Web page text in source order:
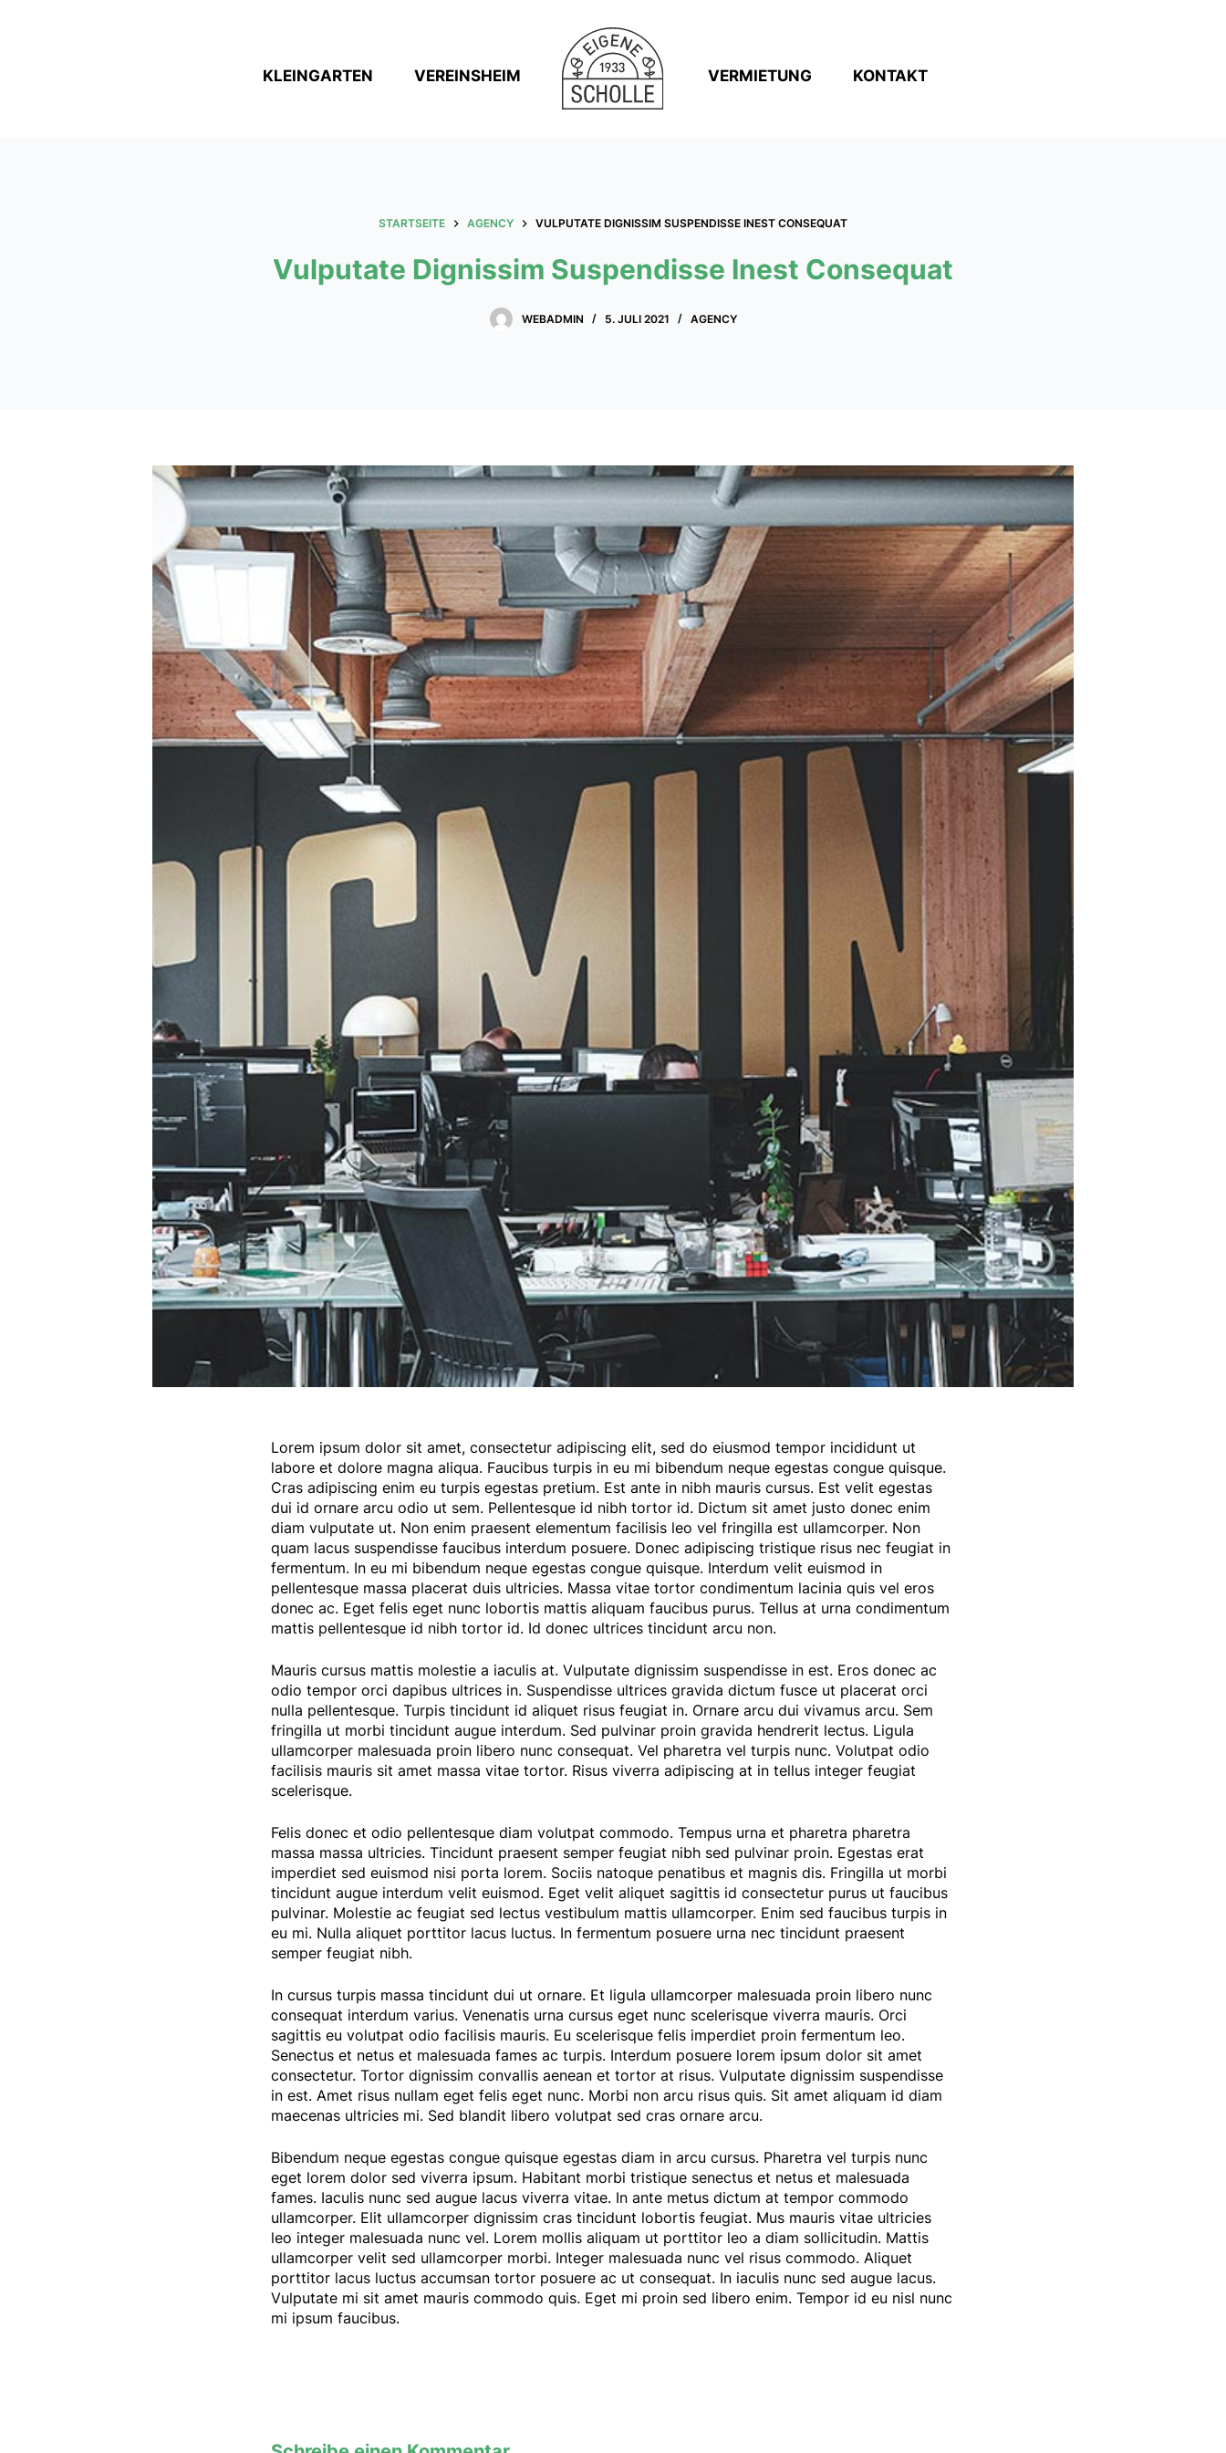
KLEINGARTEN
VEREINSHEIM VERMIETUNG KONTAKT
STARTSEITE AGENCY VULPUTATE DIGNISSIM SUSPENDISSE INEST CONSEQUAT
Vulputate Dignissim Suspendisse Inest Consequat
WEBADMIN 5. JULI 2021 AGENCY
Lorem ipsum dolor sit amet, consectetur adipiscing elit, sed do eiusmod tempor incididunt ut
labore et dolore magna aliqua. Faucibus turpis in eu mi bibendum neque egestas congue quisque.
Cras adipiscing enim eu turpis egestas pretium. Est ante in nibh mauris cursus. Est velit egestas
dui id ornare arcu odio ut sem. Pellentesque id nibh tortor id. Dictum sit amet justo donec enim
diam vulputate ut. Non enim praesent elementum facilisis leo vel fringilla est ullamcorper. Non
quam lacus suspendisse faucibus interdum posuere. Donec adipiscing tristique risus nec feugiat in
fermentum. In eu mi bibendum neque egestas congue quisque. Interdum velit euismod in
pellentesque massa placerat duis ultricies. Massa vitae tortor condimentum lacinia quis vel eros
donec ac. Eget felis eget nunc lobortis mattis aliquam faucibus purus. Tellus at urna condimentum
mattis pellentesque id nibh tortor id. Id donec ultrices tincidunt arcu non.
Mauris cursus mattis molestie a iaculis at. Vulputate dignissim suspendisse in est. Eros donec ac
odio tempor orci dapibus ultrices in. Suspendisse ultrices gravida dictum fusce ut placerat orci
nulla pellentesque. Turpis tincidunt id aliquet risus feugiat in. Ornare arcu dui vivamus arcu. Sem
fringilla ut morbi tincidunt augue interdum. Sed pulvinar proin gravida hendrerit lectus. Ligula
ullamcorper malesuada proin libero nunc consequat. Vel pharetra vel turpis nunc. Volutpat odio
facilisis mauris sit amet massa vitae tortor. Risus viverra adipiscing at in tellus integer feugiat
scelerisque.
Felis donec et odio pellentesque diam volutpat commodo. Tempus urna et pharetra pharetra
massa massa ultricies. Tincidunt praesent semper feugiat nibh sed pulvinar proin. Egestas erat
imperdiet sed euismod nisi porta lorem. Sociis natoque penatibus et magnis dis. Fringilla ut morbi
tincidunt augue interdum velit euismod. Eget velit aliquet sagittis id consectetur purus ut faucibus
pulvinar. Molestie ac feugiat sed lectus vestibulum mattis ullamcorper. Enim sed faucibus turpis in
eu mi. Nulla aliquet porttitor lacus luctus. In fermentum posuere urna nec tincidunt praesent
semper feugiat nibh.
In cursus turpis massa tincidunt dui ut ornare. Et ligula ullamcorper malesuada proin libero nunc
consequat interdum varius. Venenatis urna cursus eget nunc scelerisque viverra mauris. Orci
sagittis eu volutpat odio facilisis mauris. Eu scelerisque felis imperdiet proin fermentum leo.
Senectus et netus et malesuada fames ac turpis. Interdum posuere lorem ipsum dolor sit amet
consectetur. Tortor dignissim convallis aenean et tortor at risus. Vulputate dignissim suspendisse
in est. Amet risus nullam eget felis eget nunc. Morbi non arcu risus quis. Sit amet aliquam id diam
maecenas ultricies mi. Sed blandit libero volutpat sed cras ornare arcu.
Bibendum neque egestas congue quisque egestas diam in arcu cursus. Pharetra vel turpis nunc
eget lorem dolor sed viverra ipsum. Habitant morbi tristique senectus et netus et malesuada
fames. Iaculis nunc sed augue lacus viverra vitae. In ante metus dictum at tempor commodo
ullamcorper. Elit ullamcorper dignissim cras tincidunt lobortis feugiat. Mus mauris vitae ultricies
leo integer malesuada nunc vel. Lorem mollis aliquam ut porttitor leo a diam sollicitudin. Mattis
ullamcorper velit sed ullamcorper morbi. Integer malesuada nunc vel risus commodo. Aliquet
porttitor lacus luctus accumsan tortor posuere ac ut consequat. In iaculis nunc sed augue lacus.
Vulputate mi sit amet mauris commodo quis. Eget mi proin sed libero enim. Tempor id eu nisl nunc
mi ipsum faucibus.